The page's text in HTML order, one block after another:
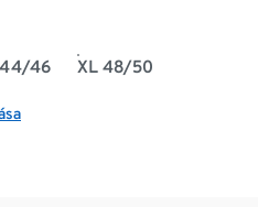
46 XL 48/50